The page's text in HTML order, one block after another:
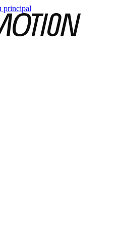
principal